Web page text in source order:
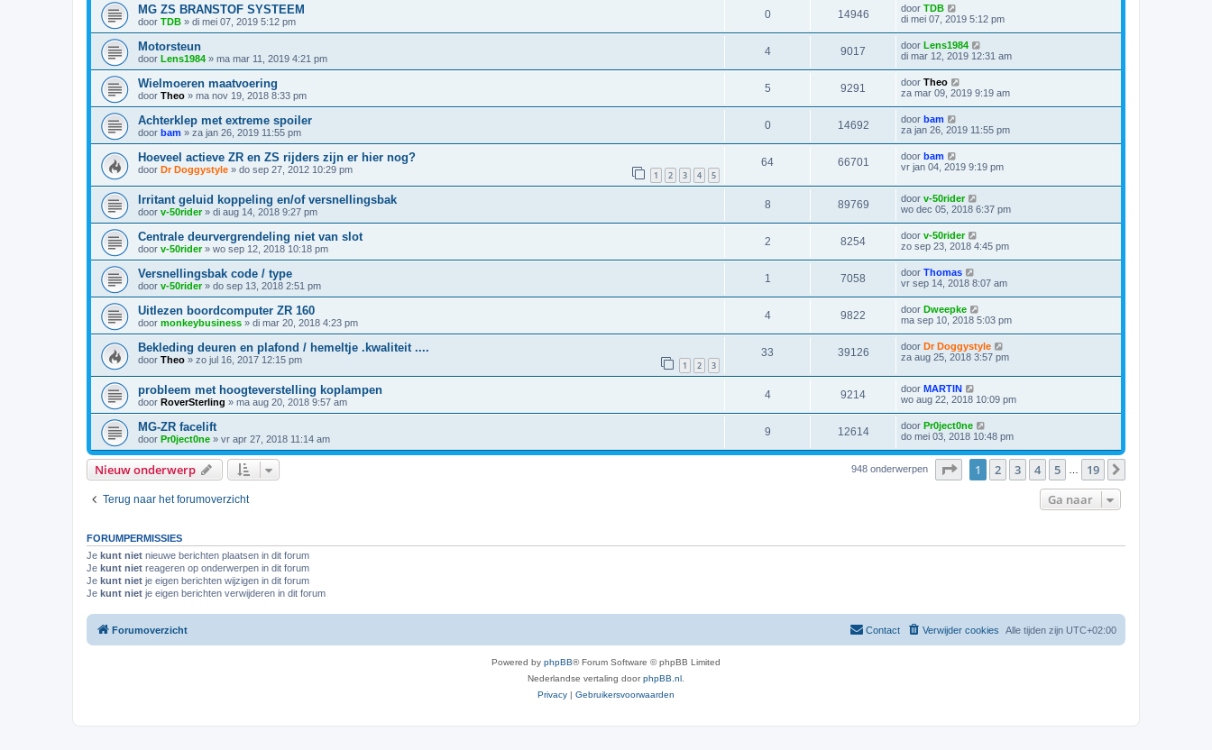
MG ZS BRANSTOF SYSTEEM
door TDB » di mei 07, 2019 5:12 pm
0 14946 door TDB
di mei 07, 2019 5:12 pm
Motorsteun
door Lens1984 » ma mar 11, 2019 4:21 pm
4 9017 door Lens1984
di mar 12, 2019 12:31 am
Wielmoeren maatvoering
door Theo » ma nov 19, 2018 8:33 pm
5 9291 door Theo
za mar 09, 2019 9:19 am
Achterklep met extreme spoiler
door bam » za jan 26, 2019 11:55 pm
0 14692 door bam
za jan 26, 2019 11:55 pm
Hoeveel actieve ZR en ZS rijders zijn er hier nog?
door Dr Doggystyle » do sep 27, 2012 10:29 pm 1 2 3 4 5
64 66701 door bam
vr jan 04, 2019 9:19 pm
Irritant geluid koppeling en/of versnellingsbak
door v-50rider» di aug 14, 2018 9:27 pm
8 89769 door v-50rider
wo dec 05, 2018 6:37 pm
Centrale deurvergrendeling niet van slot
door v-50rider» wo sep 12, 2018 10:18 pm
2 8254 door v-50rider
zo sep 23, 2018 4:45 pm
Versnellingsbak code / type
door v-50rider» do sep 13, 2018 2:51 pm
1 7058 door Thomas
vr sep 14, 2018 8:07 am
Uitlezen boordcomputer ZR 160
door monkeybusiness » di mar 20, 2018 4:23 pm
4 9822 door Dweepke
ma sep 10, 2018 5:03 pm
Bekleding deuren en plafond / hemeltje .kwaliteit ....
door Theo » zo jul 16, 2017 12:15 pm 1 2 3
33 39126 door Dr Doggystyle
za aug 25, 2018 3:57 pm
probleem met hoogteverstelling koplampen
door RoverSterling » ma aug 20, 2018 9:57 am
4 9214 door MARTIN
wo aug 22, 2018 10:09 pm
MG-ZR facelift
door Pr0ject0ne » vr apr 27, 2018 11:14 am
9 12614 door Pr0ject0ne
do mei 03, 2018 10:48 pm
Nieuw onderwerp 948 onderwerpen Pagina1 van 19
1 2 3 4 5 19
Terug naar het forumoverzicht Ga naar
FORUMPERMISSIES
Je kunt niet nieuwe berichten plaatsen in dit forum
Je kunt niet reageren op onderwerpen in dit forum
Je kunt niet je eigen berichten wijzigen in dit forum
Je kunt niet je eigen berichten verwijderen in dit forum
Forumoverzicht Alle tijden zijn UTC+02:00
Verwijder cookies
Contact
Powered by phpBB® Forum Software © phpBB Limited
Nederlandse vertaling doorphpBB.nl.
Privacy | Gebruikersvoorwaarden